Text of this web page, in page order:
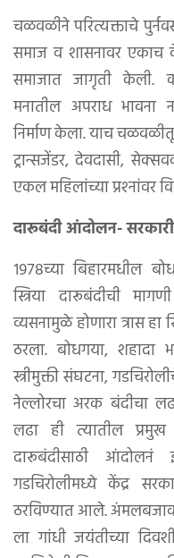
चळवळीने परित्यक्ताचे
समाज व शासनावर एकाच
समाजात जागृती केली.
मनातील अपराध भावना
निर्माण केला. याच
ट्रान्सजेंडर, देवदासी,
एकल महिलांच्या प्रश्‍नांवर
दारूबंदी आंदोलन-
१९७८च्या बिहारमधील
स्त्रिया दारूबंदीची
व्यसनामुळे होणारा त्रास हा
ठरला. बोधगया, शहादा
स्त्रीमुक्ती संघटना,
नेल्लोरचा अरक बंदीचा
लढा ही त्यातील
दारूबंदीसाठी
गडचिरोलीमध्ये केंद्र
ठरविण्यात आले.
ला गांधी जयंतीच्या